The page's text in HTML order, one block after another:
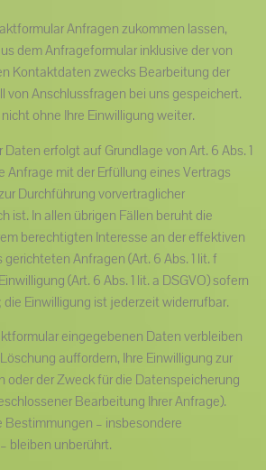
Anfragen zukommen lassen,
dem Anfrageformular inklusive der von
Kontaktdaten zwecks Bearbeitung der
von Anschlussfragen bei uns gespeichert.
ohne Ihre Einwilligung weiter.
erfolgt auf Grundlage von Art. 6 Abs. 1
Anfrage mit der Erfüllung eines Vertrags
Durchführung vorvertraglicher
ist. In allen übrigen Fällen beruht die
berechtigten Interesse an der effektiven
Anfragen (Art. 6 Abs. 1 lit. f
(Art. 6 Abs. 1 lit. a DSGVO) sofern
Einwilligung ist jederzeit widerrufbar.
eingegebenen Daten verbleiben
auffordern, Ihre Einwilligung zur
oder der Zweck für die Datenspeicherung
Bearbeitung Ihrer Anfrage).
– insbesondere
bleiben unberührt.